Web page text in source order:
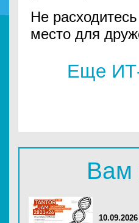
Не
место для
Еще ИТ-
Вам
10.09.2026